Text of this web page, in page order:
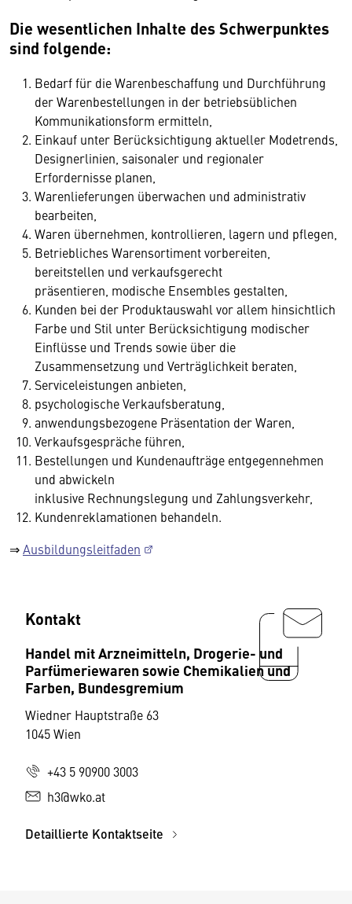
Die wesentlichen Inhalte des Schwerpunktes
sind folgende:
Bedarf für die Warenbeschaffung und Durchführung
der Warenbestellungen in der betriebsüblichen
Kommunikationsform ermitteln,
Einkauf unter Berücksichtigung aktueller Modetrends,
Designerlinien, saisonaler und regionaler
Erfordernisse planen,
Warenlieferungen überwachen und administrativ
bearbeiten,
Waren übernehmen, kontrollieren, lagern und pflegen,
Betriebliches Warensortiment vorbereiten,
bereitstellen und verkaufsgerecht
präsentieren, modische Ensembles gestalten,
Kunden bei der Produktauswahl vor allem hinsichtlich
Farbe und Stil unter Berücksichtigung modischer
Einflüsse und Trends sowie über die
Zusammensetzung und Verträglichkeit beraten,
Serviceleistungen anbieten,
psychologische Verkaufsberatung,
anwendungsbezogene Präsentation der Waren,
Verkaufsgespräche führen,
Bestellungen und Kundenaufträge entgegennehmen
und abwickeln
inklusive Rechnungslegung und Zahlungsverkehr,
Kundenreklamationen behandeln.
⇒Ausbildungsleitfaden
Kontakt
Handel mit Arzneimitteln, Drogerie- und
Parfümeriewaren sowie Chemikalien und
Farben, Bundesgremium
Wiedner Hauptstraße 63
1045 Wien
+43 5 90900 3003
h3@wko.at
Detaillierte Kontaktseite